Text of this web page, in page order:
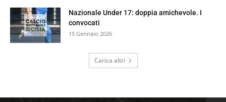
Nazionale Under 17: doppia amichevole. I
convocati
15 Gennaio 2026
Carica altri